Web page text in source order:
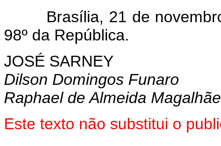
Brasília, 21 de novembro
98º da República.
JOSÉ SARNEY
Dilson Domingos Funaro
Raphael de Almeida
Este texto não substitui o